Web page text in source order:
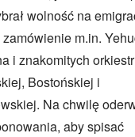
wolność na
zamówienie m.in.
i znakomitych
Bostońskiej i
Na chwilę
aby spisać